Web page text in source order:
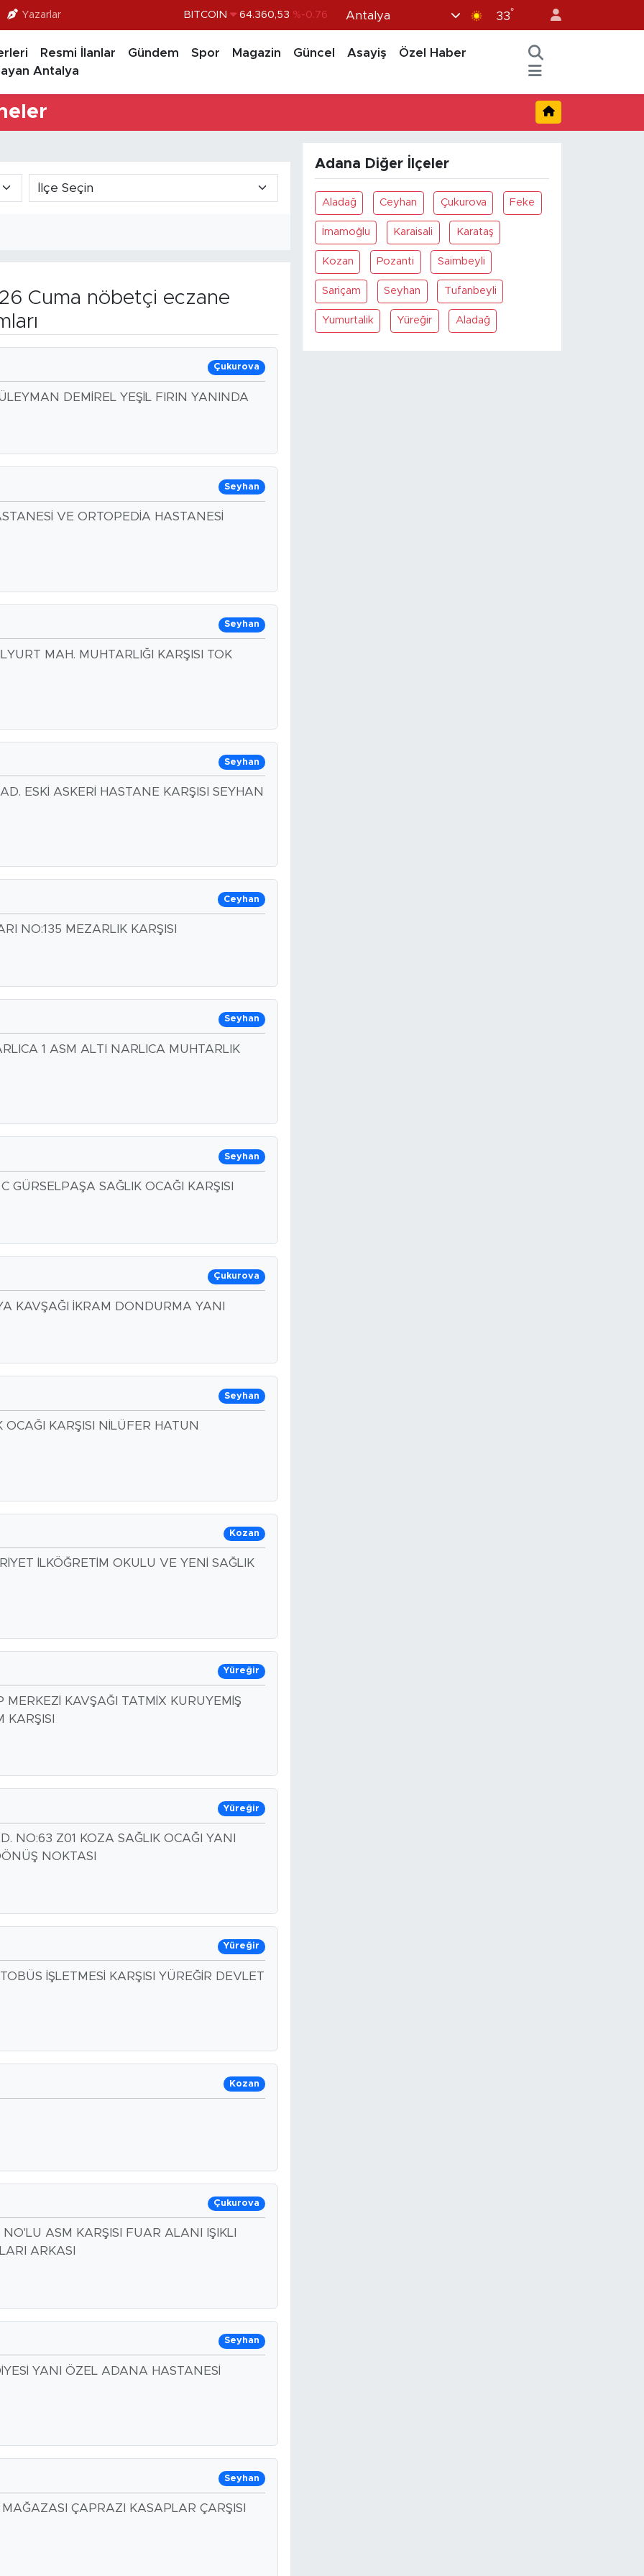
Yazarlar
47,7069
EURO 55,0265 %0.01
Antalya 33°
Resmi İlanlar Gündem Spor Magazin Güncel Asayiş
Özel Haber
Antalya
Cuma nöbetçi eczane
Çukurova
DEMİREL YEŞİL FIRIN YANINDA
Seyhan
VE ORTOPEDİA HASTANESİ
Seyhan
MAH. MUHTARLIĞI KARŞISI TOK
Seyhan
ESKİ ASKERİ HASTANE KARŞISI SEYHAN
Ceyhan
NO:135 MEZARLIK KARŞISI
Seyhan
1 ASM ALTI NARLICA MUHTARLIK
Seyhan
GÜRSELPAŞA SAĞLIK OCAĞI KARŞISI
Çukurova
KAVŞAĞI İKRAM DONDURMA YANI
Seyhan
KARŞISI NİLÜFER HATUN
Kozan
İLKÖĞRETİM OKULU VE YENİ SAĞLIK
Yüreğir
KAVŞAĞI TATMİX KURUYEMİŞ
Yüreğir
NO:63 Z01 KOZA SAĞLIK OCAĞI YANI
NOKTASI
Yüreğir
İŞLETMESİ KARŞISI YÜREĞİR DEVLET
Kozan
Çukurova
ASM KARŞISI FUAR ALANI IŞIKLI
ARKASI
Seyhan
YANI ÖZEL ADANA HASTANESİ
Seyhan
ÇAPRAZI KASAPLAR ÇARŞISI
Adana Diğer İlçeler
Aladağ Ceyhan Çukurova Feke
İmamoğlu Karaisali Karataş
Kozan Pozanti Saimbeyli
Sariçam Seyhan Tufanbeyli
Yumurtalik Yüreğir Aladağ